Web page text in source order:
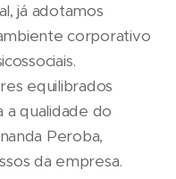
já adotamos
corporativo
equilibrados
qualidade do
Peroba,
da empresa.